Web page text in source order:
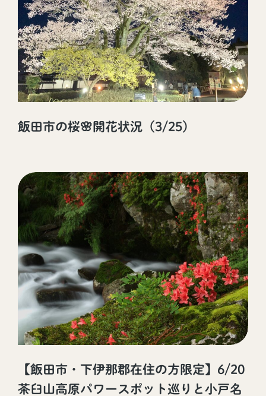
飯田市の桜🌸開花状況（3/25）
【飯田市・下伊那郡在住の方限定】6/20
茶臼山高原パワースポット巡りと小戸名